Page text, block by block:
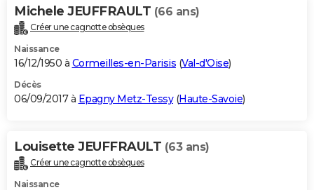
Michele JEUFFRAULT (66 ans)
Créer une cagnotte obsèques
Naissance
16/12/1950 à Cormeilles-en-Parisis (Val-d'Oise)
Décès
06/09/2017 à Epagny Metz-Tessy(Haute-Savoie)
Louisette JEUFFRAULT (63 ans)
Créer une cagnotte obsèques
Naissance